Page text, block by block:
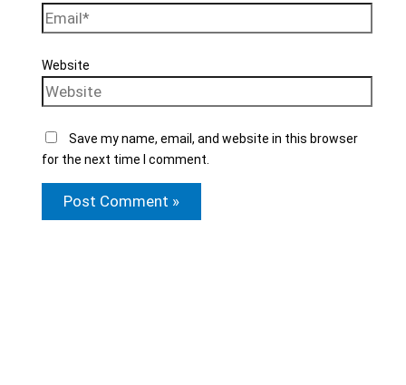
Website
Save my name, email, and website in this browser
for the next time I comment.